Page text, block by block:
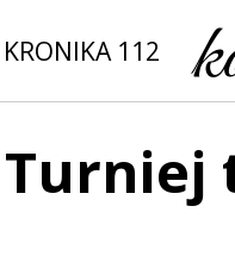
KRONIKA 112
Turniej